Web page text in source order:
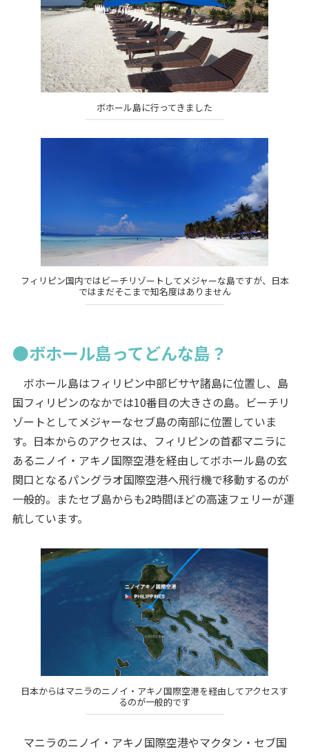
ボホール島に行ってきました
フィリピン国内ではビーチリゾートしてメジャーな島ですが、日本
ではまだそこまで知名度はありません
●ボホール島ってどんな島？
ボホール島はフィリピン中部ビサヤ諸島に位置し、島
国フィリピンのなかでは10番目の大きさの島。ビーチリ
ゾートとしてメジャーなセブ島の南部に位置していま
す。日本からのアクセスは、フィリピンの首都マニラに
あるニノイ・アキノ国際空港を経由してボホール島の玄
関口となるパングラオ国際空港へ飛行機で移動するのが
一般的。またセブ島からも2時間ほどの高速フェリーが運
航しています。
日本からはマニラのニノイ・アキノ国際空港を経由してアクセスす
るのが一般的です
マニラのニノイ・アキノ国際空港やマクタン・セブ国